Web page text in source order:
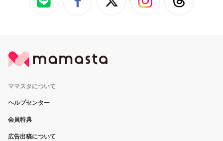
ママスタについて
ヘルプセンター
会員特典
広告出稿について